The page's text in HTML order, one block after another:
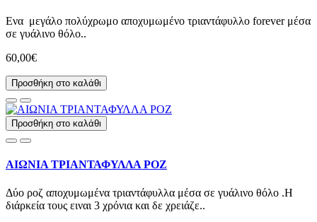
Ενα μεγάλο πολύχρωμο αποχυμωμένο τριαντάφυλλο forever μέσα
σε γυάλινο θόλο..
60,00€
Προσθήκη στο καλάθι
Προσθήκη στο καλάθι
ΑΙΩΝΙΑ ΤΡΙΑΝΤΑΦΥΛΛΑ ΡΟΖ
Δύο ροζ αποχυμωμένα τριαντάφυλλα μέσα σε γυάλινο θόλο .Η
διάρκεία τους ειναι 3 χρόνια και δε χρειάζε..